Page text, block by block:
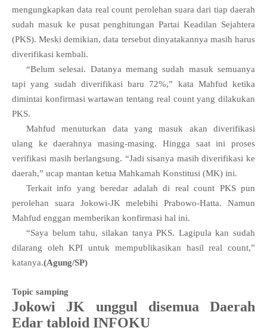
mengungkapkan data real count perolehan suara dari tiap daerah
sudah masuk ke pusat penghitungan Partai Keadilan Sejahtera
(PKS). Meski demikian, data tersebut dinyatakannya masih harus
diverifikasi kembali.
“Belum selesai. Datanya memang sudah masuk semuanya
tapi yang sudah diverifikasi baru 72%,” kata Mahfud ketika
dimintai konfirmasi wartawan tentang real count yang dilakukan
PKS.
Mahfud menuturkan data yang masuk akan diverifikasi
ulang ke daerahnya masing-masing. Hingga saat ini proses
verifikasi masih berlangsung. “Jadi sisanya masih diverifikasi ke
daerah,” ucap mantan ketua Mahkamah Konstitusi (MK) ini.
Terkait info yang beredar adalah di real count PKS pun
perolehan suara Jokowi-JK melebihi Prabowo-Hatta. Namun
Mahfud enggan memberikan konfirmasi hal ini.
“Saya belum tahu, silakan tanya PKS. Lagipula kan sudah
dilarang oleh KPI untuk mempublikasikan hasil real count,”
katanya.(Agung/SP)
Topic samping
Jokowi JK unggul disemua Daerah
Edar tabloid INFOKU